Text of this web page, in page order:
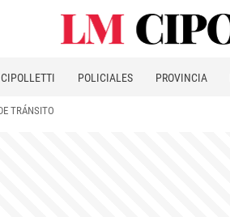
CIPOLLETTI POLICIALES PROVINCIA
TRÁNSITO